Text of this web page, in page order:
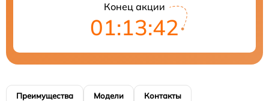
Конец акции
01:13:42
Преимущества Модели Контакты